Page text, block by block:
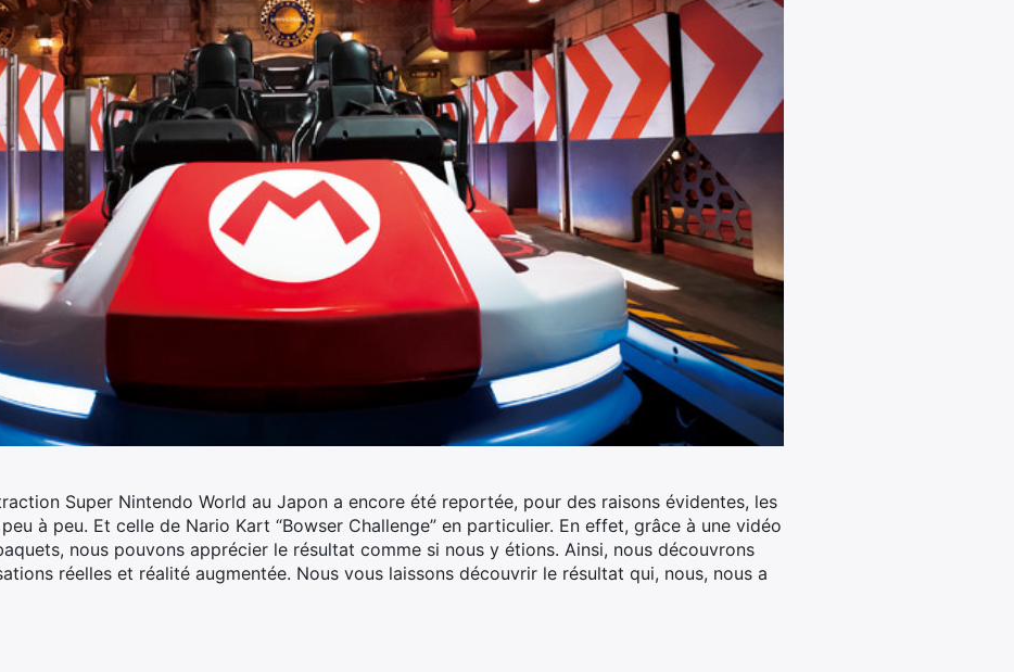
Super Nintendo World au Japon a encore été reportée, pour des raisons évidentes, les
à peu. Et celle de Nario Kart “Bowser Challenge” en particulier. En effet, grâce à une vidéo
nous pouvons apprécier le résultat comme si nous y étions. Ainsi, nous découvrons
réelles et réalité augmentée. Nous vous laissons découvrir le résultat qui, nous, nous a